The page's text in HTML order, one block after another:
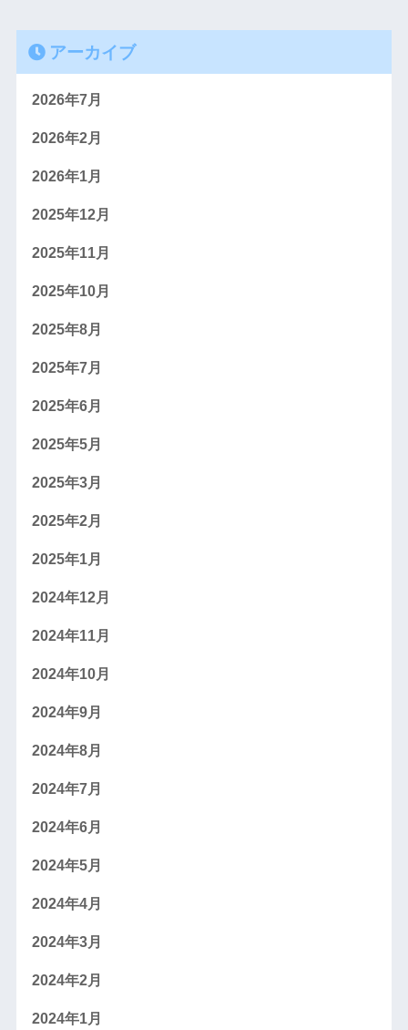
アーカイブ
2026年7月
2026年2月
2026年1月
2025年12月
2025年11月
2025年10月
2025年8月
2025年7月
2025年6月
2025年5月
2025年3月
2025年2月
2025年1月
2024年12月
2024年11月
2024年10月
2024年9月
2024年8月
2024年7月
2024年6月
2024年5月
2024年4月
2024年3月
2024年2月
2024年1月